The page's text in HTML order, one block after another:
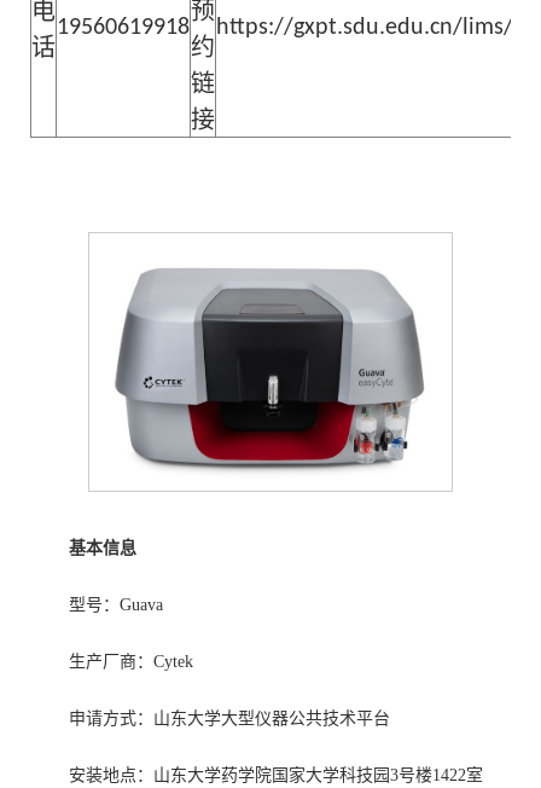
电
话
19560619918
预
约
链
接
https://gxpt.sdu.edu.cn/lims/
基本信息
型号：Guava
生产厂商：Cytek
申请方式：山东大学大型仪器公共技术平台
安装地点：山东大学药学院 国家大学科技园3号楼1422室